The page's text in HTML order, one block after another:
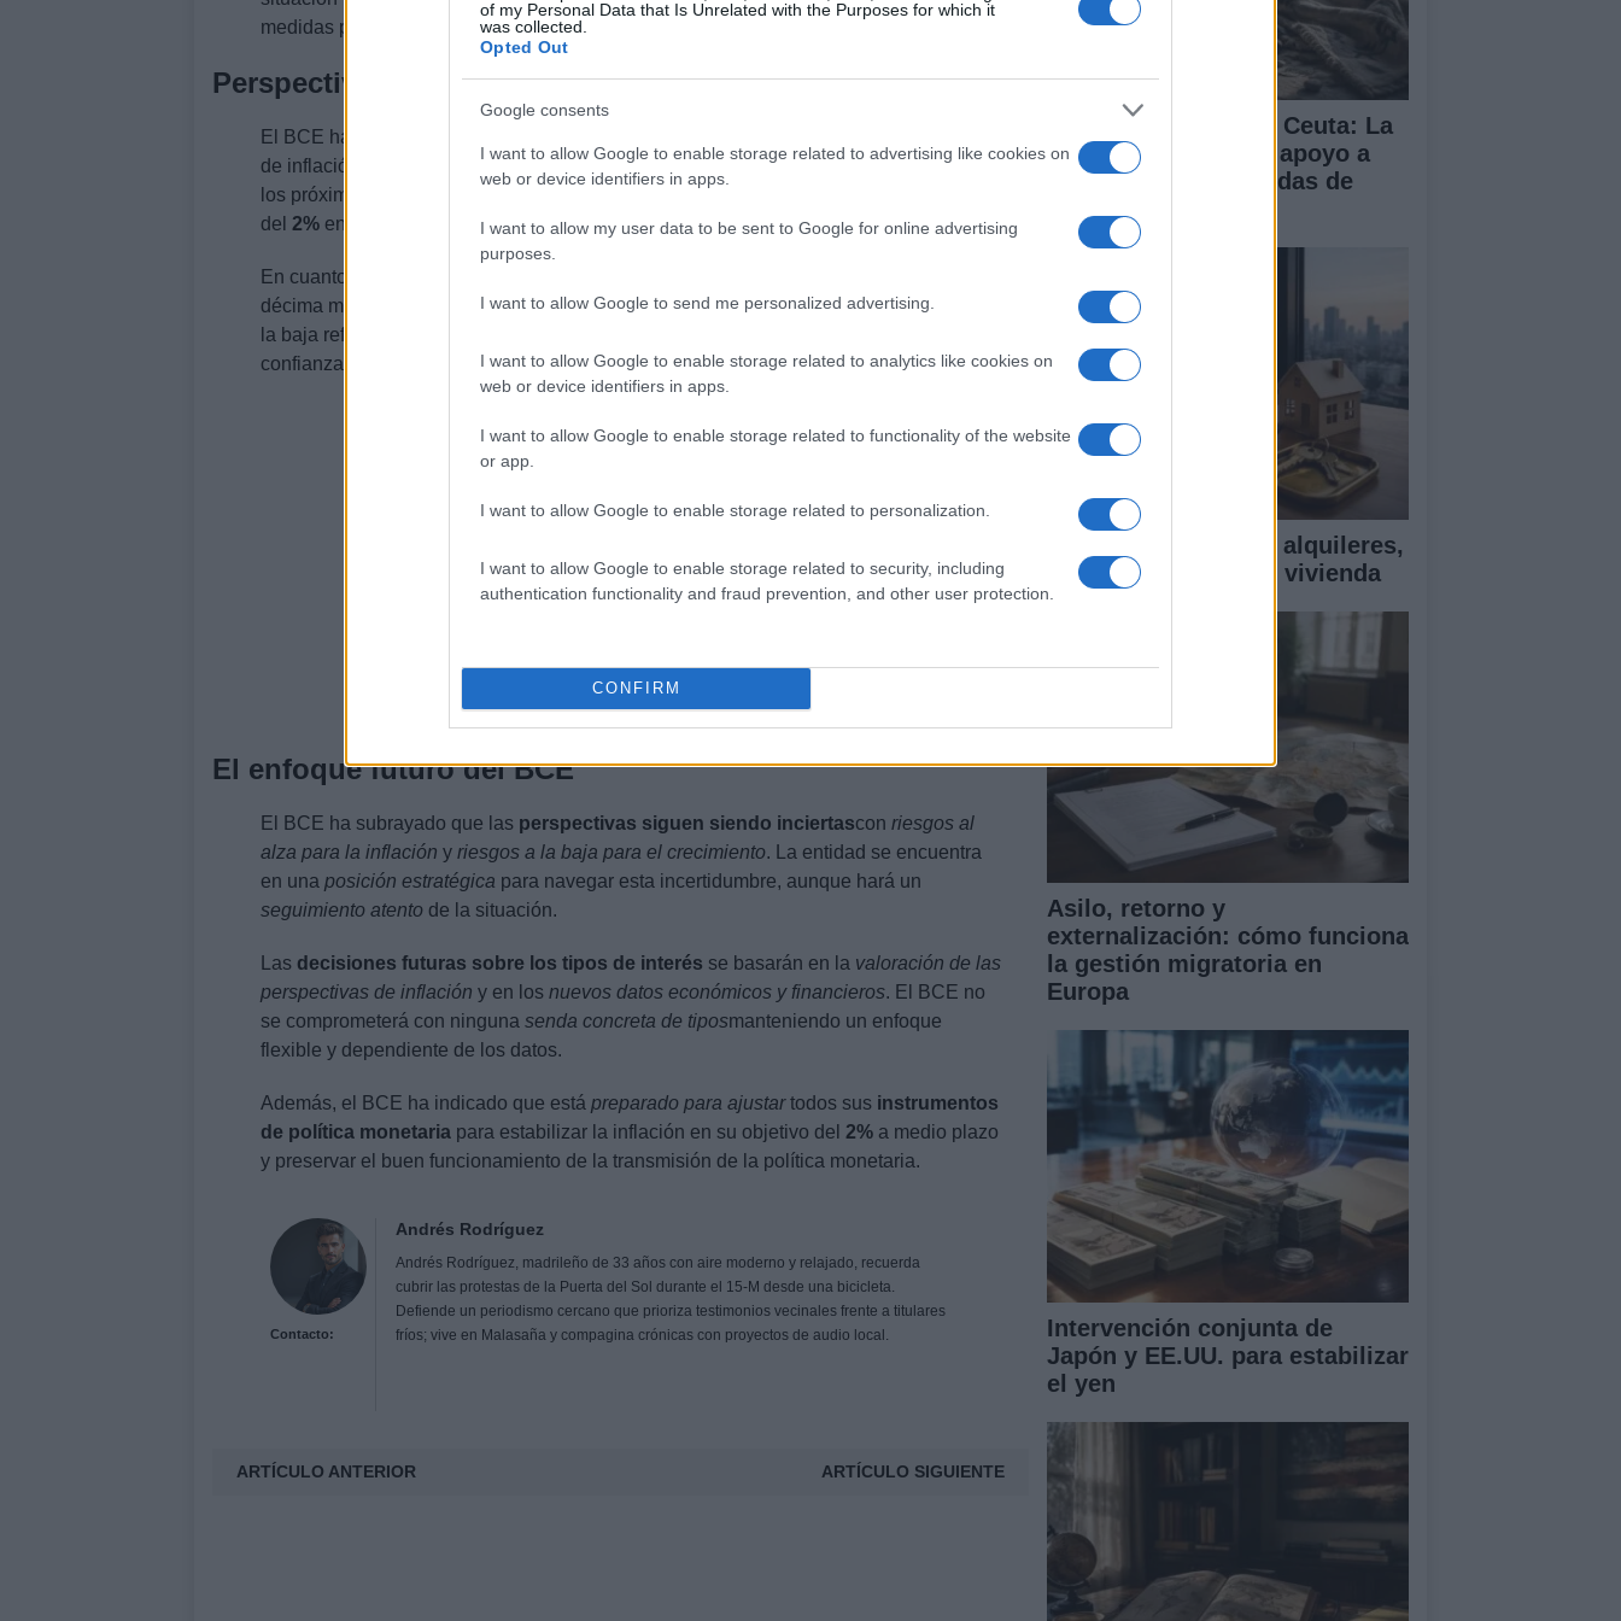
of my Personal Data that Is Unrelated with the Purposes for which it
was collected.
Opted Out
Google consents
I want to allow Google to enable storage related to advertising like cookies on
web or device identifiers in apps.
I want to allow my user data to be sent to Google for online advertising
purposes.
I want to allow Google to send me personalized advertising.
I want to allow Google to enable storage related to analytics like cookies on
web or device identifiers in apps.
I want to allow Google to enable storage related to functionality of the website
or app.
I want to allow Google to enable storage related to personalization.
I want to allow Google to enable storage related to security, including
authentication functionality and fraud prevention, and other user protection.
CONFIRM
medidas preventivas.
Perspectivas económicas: inflación y crecimiento
El BCE ha revisado sus
de inflación media para este año, cuatro décimas más de lo estimado en marzo. Para
los próximos años, se espera una moderación, con una inflación del
del 2% en
En cuanto al
décima menos de lo estimado anteriormente, y un1,2%para2027. Estas revisiones a
la baja reflejan el
confianza de los agentes económicos.
El enfoque futuro del BCE
El BCE ha subrayado que las perspectivas siguen siendo inciertascon riesgos al
alza para la inflación y riesgos a la baja para el crecimiento. La entidad se encuentra
en una posición estratégica para navegar esta incertidumbre, aunque hará un
seguimiento atento de la situación.
Las decisiones futuras sobre los tipos de interés se basarán en la valoración de las
perspectivas de inflación y en los nuevos datos económicos y financieros. El BCE no
se comprometerá con ninguna senda concreta de tiposmanteniendo un enfoque
flexible y dependiente de los datos.
Además, el BCE ha indicado que está preparado para ajustartodos sus instrumentos
de política monetaria para estabilizar la inflación en su objetivo del 2% a medio plazo
y preservar el buen funcionamiento de la transmisión de la política monetaria.
Contacto:
Andrés Rodríguez
Andrés Rodríguez, madrileño de 33 años con aire moderno y relajado, recuerda
cubrir las protestas de la Puerta del Sol durante el 15-M desde una bicicleta.
Defiende un periodismo cercano que prioriza testimonios vecinales frente a titulares
fríos; vive en Malasaña y compagina crónicas con proyectos de audio local.
ARTÍCULO ANTERIOR ARTÍCULO SIGUIENTE
Crisis migratoria en Ceuta: La
UE dividida entre el apoyo a
España y las demandas de
Guía esencial sobre alquileres,
precios y ayudas en vivienda
Asilo, retorno y
externalización: cómo funciona
la gestión migratoria en
Europa
Intervención conjunta de
Japón y EE.UU. para estabilizar
el yen